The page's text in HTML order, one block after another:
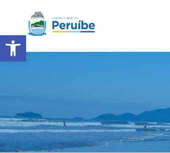
Barra de